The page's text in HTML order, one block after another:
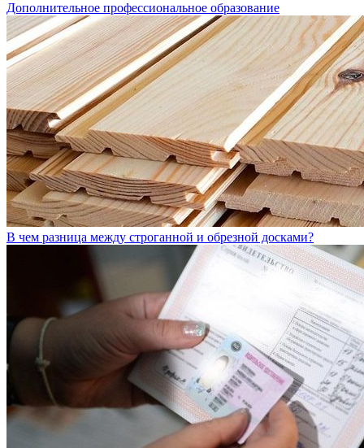
Дополнительное профессиональное образование
В чем разница между строганной и обрезной досками?